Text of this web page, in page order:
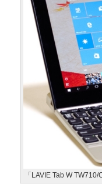
「LAVIE Tab W TW710/